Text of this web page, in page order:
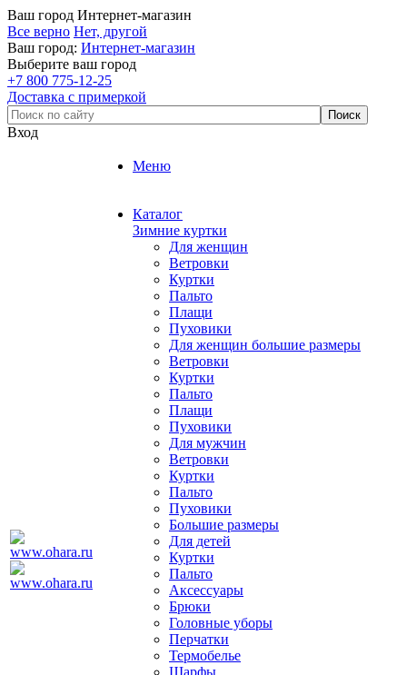
Ваш город Интернет-магазин
Все верно Нет, другой
Ваш город: Интернет-магазин
Выберите ваш город
+7 800 775-12-25
Доставка с примеркой
Вход
Меню
Каталог
Зимние куртки
Для женщин
Ветровки
Куртки
Пальто
Плащи
Пуховики
Для женщин большие размеры
Ветровки
Куртки
Пальто
Плащи
Пуховики
Для мужчин
Ветровки
Куртки
Пальто
Пуховики
Большие размеры
Для детей
Куртки
Пальто
Аксессуары
Брюки
Головные уборы
Перчатки
Термобелье
Шарфы